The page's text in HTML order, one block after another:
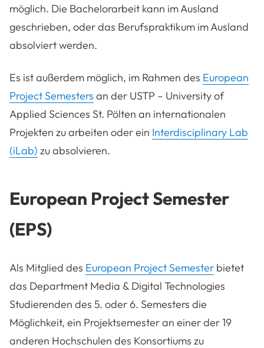
möglich. Die Bachelorarbeit kann im Ausland
geschrieben, oder das Berufspraktikum im Ausland
absolviert werden.
Es ist außerdem möglich, im Rahmen des European
Project Semesters an der USTP – University of
Applied Sciences St. Pölten an internationalen
Projekten zu arbeiten oder ein Interdisciplinary Lab
(iLab) zu absolvieren.
European Project Semester
(EPS)
Als Mitglied des European Project Semester bietet
das Department Media & Digital Technologies
Studierenden des 5. oder 6. Semesters die
Möglichkeit, ein Projektsemester an einer der 19
anderen Hochschulen des Konsortiums zu